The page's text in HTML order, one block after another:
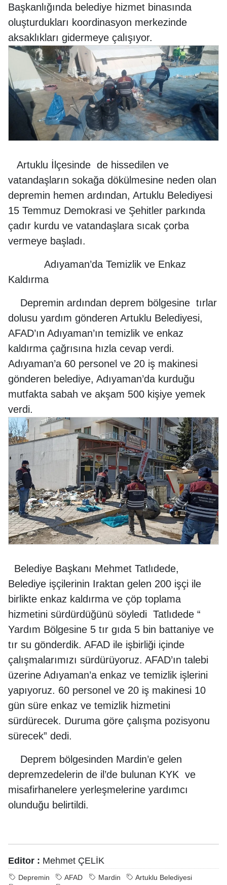
Başkanlığında belediye hizmet binasında
oluşturdukları koordinasyon merkezinde
aksaklıkları gidermeye çalışıyor.
Artuklu İlçesinde de hissedilen ve
vatandaşların sokağa dökülmesine neden olan
depremin hemen ardından, Artuklu Belediyesi
15 Temmuz Demokrasi ve Şehitler parkında
çadır kurdu ve vatandaşlara sıcak çorba
vermeye başladı.
Adıyaman’da Temizlik ve Enkaz
Kaldırma
Depremin ardından deprem bölgesine tırlar
dolusu yardım gönderen Artuklu Belediyesi,
AFAD’ın Adıyaman’ın temizlik ve enkaz
kaldırma çağrısına hızla cevap verdi.
Adıyaman’a 60 personel ve 20 iş makinesi
gönderen belediye, Adıyaman’da kurduğu
mutfakta sabah ve akşam 500 kişiye yemek
verdi.
Belediye Başkanı Mehmet Tatlıdede,
Belediye işçilerinin Iraktan gelen 200 işçi ile
birlikte enkaz kaldırma ve çöp toplama
hizmetini sürdürdüğünü söyledi Tatlıdede “
Yardım Bölgesine 5 tır gıda 5 bin battaniye ve
tır su gönderdik. AFAD ile işbirliği içinde
çalışmalarımızı sürdürüyoruz. AFAD’ın talebi
üzerine Adıyaman’a enkaz ve temizlik işlerini
yapıyoruz. 60 personel ve 20 iş makinesi 10
gün süre enkaz ve temizlik hizmetini
sürdürecek. Duruma göre çalışma pozisyonu
sürecek” dedi.
Deprem bölgesinden Mardin’e gelen
depremzedelerin de il’de bulunan KYK ve
misafirhanelere yerleşmelerine yardımcı
olunduğu belirtildi.
Editor : Mehmet ÇELİK
Depremin AFAD Mardin
Artuklu Belediyesi